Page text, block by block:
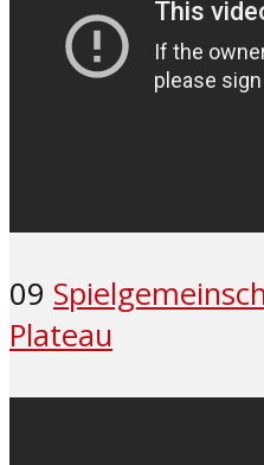
09
Plateau